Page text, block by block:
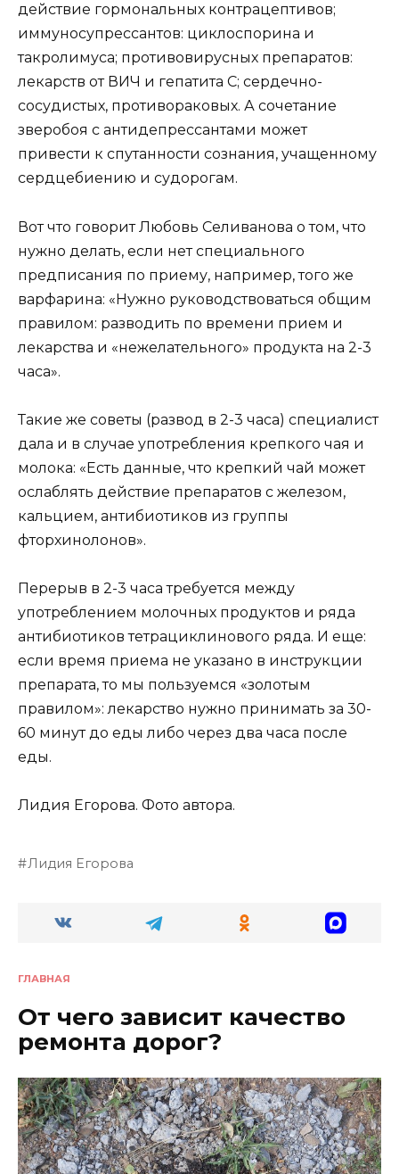
действие гормональных контрацептивов;
иммуносупрессантов: циклоспорина и
такролимуса; противовирусных препаратов:
лекарств от ВИЧ и гепатита C; сердечно-
сосудистых, противораковых. А сочетание
зверобоя с антидепрессантами может
привести к спутанности сознания, учащенному
сердцебиению и судорогам.
Вот что говорит Любовь Селиванова о том, что
нужно делать, если нет специального
предписания по приему, например, того же
варфарина: «Нужно руководствоваться общим
правилом: разводить по времени прием и
лекарства и «нежелательного» продукта на 2-3
часа».
Такие же советы (развод в 2-3 часа) специалист
дала и в случае употребления крепкого чая и
молока: «Есть данные, что крепкий чай может
ослаблять действие препаратов с железом,
кальцием, антибиотиков из группы
фторхинолонов».
Перерыв в 2-3 часа требуется между
употреблением молочных продуктов и ряда
антибиотиков тетрациклинового ряда. И еще:
если время приема не указано в инструкции
препарата, то мы пользуемся «золотым
правилом»: лекарство нужно принимать за 30-
60 минут до еды либо через два часа после
еды.
Лидия Егорова. Фото автора.
Лидия Егорова
ГЛАВНАЯ
От чего зависит качество
ремонта дорог?